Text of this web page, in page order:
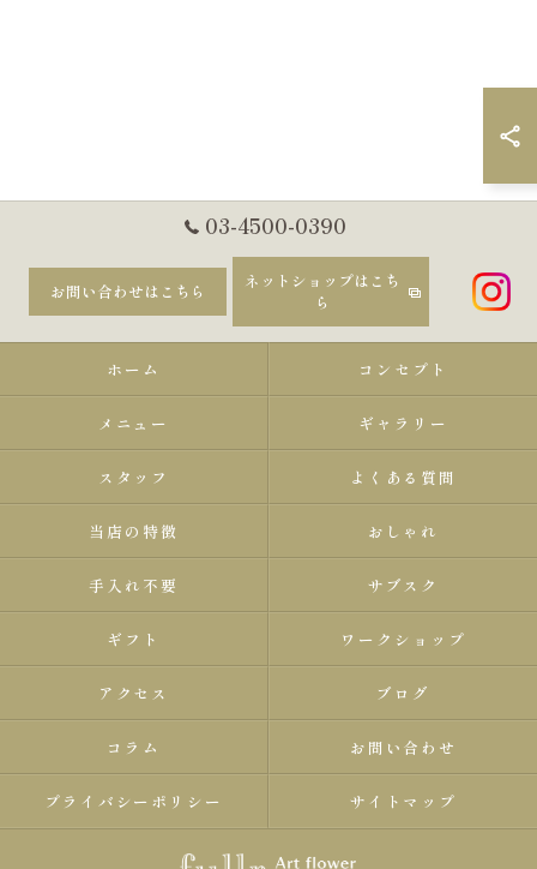
03-4500-0390
お問い合わせはこちら
ネットショップはこち
ら
ホーム コンセプト
メニュー ギャラリー
スタッフ よくある質問
当店の特徴 おしゃれ
手入れ不要 サブスク
ギフト ワークショップ
アクセス ブログ
コラム お問い合わせ
プライバシーポリシー サイトマップ